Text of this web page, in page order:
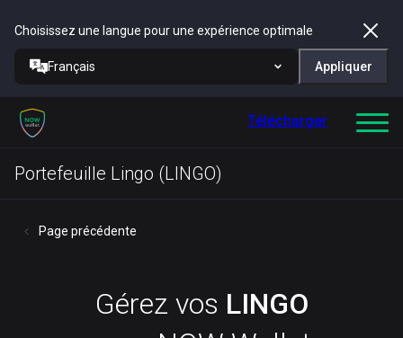
Choisissez une langue pour une expérience optimale
Français Appliquer
Télécharger
Portefeuille Lingo (LINGO)
Page précédente
Gérez vos LINGO